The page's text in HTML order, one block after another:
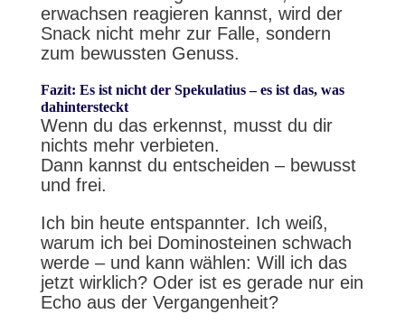
erwachsen reagieren kannst, wird der
Snack nicht mehr zur Falle, sondern
zum bewussten Genuss.
Fazit: Es ist nicht der Spekulatius – es ist das, was
dahintersteckt
Wenn du das erkennst, musst du dir
nichts mehr verbieten.
Dann kannst du entscheiden – bewusst
und frei.
Ich bin heute entspannter. Ich weiß,
warum ich bei Dominosteinen schwach
werde – und kann wählen: Will ich das
jetzt wirklich? Oder ist es gerade nur ein
Echo aus der Vergangenheit?